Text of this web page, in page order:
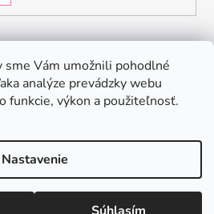
sme Vám umožnili pohodlné
analýze prevádzky webu
funkcie, výkon a použiteľnosť.
Nastavenie